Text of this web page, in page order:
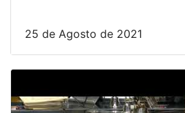
25 de Agosto de 2021